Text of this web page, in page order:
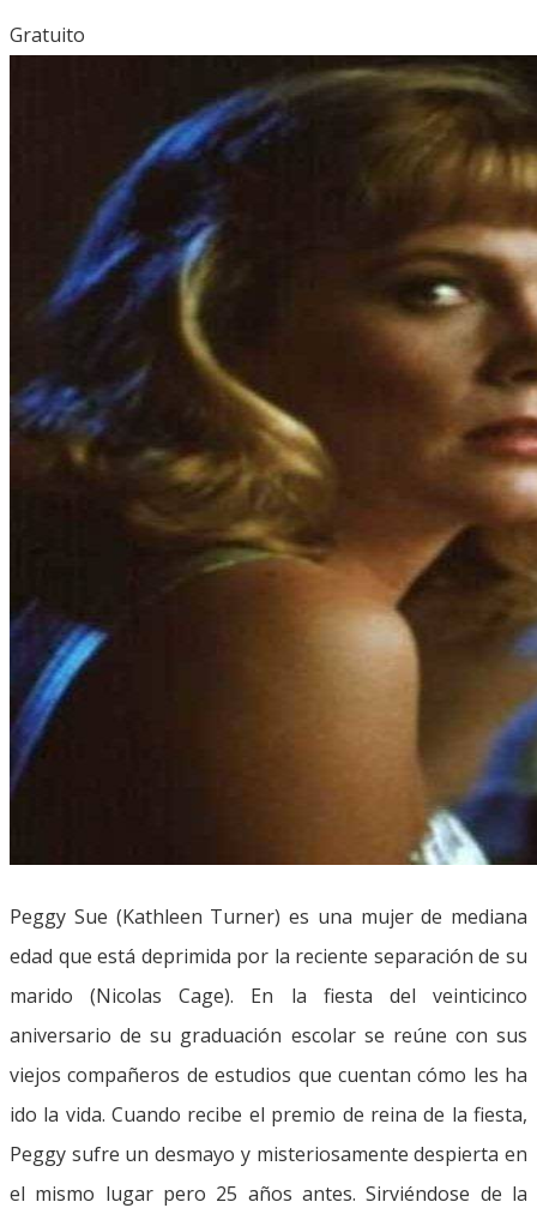
Gratuito
Peggy Sue (Kathleen Turner) es una mujer de mediana
edad que está deprimida por la reciente separación de su
marido (Nicolas Cage). En la fiesta del veinticinco
aniversario de su graduación escolar se reúne con sus
viejos compañeros de estudios que cuentan cómo les ha
ido la vida. Cuando recibe el premio de reina de la fiesta,
Peggy sufre un desmayo y misteriosamente despierta en
el mismo lugar pero 25 años antes. Sirviéndose de la